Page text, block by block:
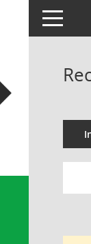
Toggle